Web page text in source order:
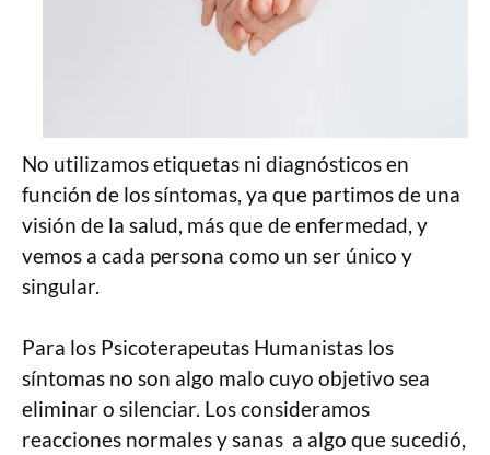
No utilizamos etiquetas ni diagnósticos en
función de los síntomas, ya que partimos de una
visión de la salud, más que de enfermedad, y
vemos a cada persona como un ser único y
singular.
Para los Psicoterapeutas Humanistas los
síntomas no son algo malo cuyo objetivo sea
eliminar o silenciar. Los consideramos
reacciones normales y sanas a algo que sucedió,